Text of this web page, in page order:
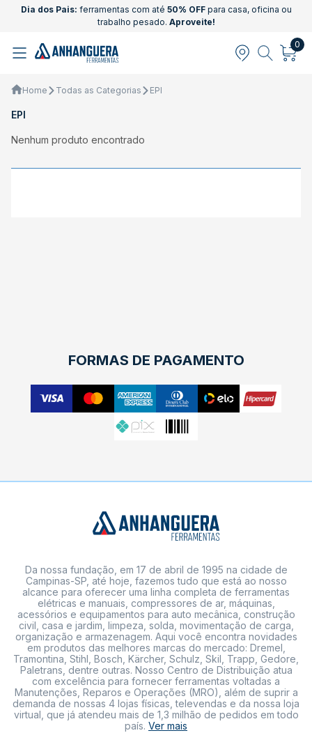
Dia dos Pais: ferramentas com até 50% OFFpara casa, oficina ou
trabalho pesado. Aproveite!
0
Home Todas as Categorias EPI
EPI
Nenhum produto encontrado
FORMAS DE PAGAMENTO
Da nossa fundação, em 17 de abril de 1995 na cidade de
Campinas-SP, até hoje, fazemos tudo que está ao nosso
alcance para oferecer uma linha completa de ferramentas
elétricas e manuais, compressores de ar, máquinas,
acessórios e equipamentos para auto mecânica, construção
civil, casa e jardim, limpeza, solda, movimentação de carga,
organização e armazenagem. Aqui você encontra novidades
em produtos das melhores marcas do mercado: Dremel,
Tramontina, Stihl, Bosch, Kärcher, Schulz, Skil, Trapp, Gedore,
Paletrans, dentre outras. Nosso Centro de Distribuição atua
com excelência para fornecer ferramentas voltadas a
Manutenções, Reparos e Operações (MRO), além de suprir a
demanda de nossas 4 lojas físicas, televendas e da nossa loja
virtual, que já atendeu mais de 1,3 milhão de pedidos em todo
país. Ver mais